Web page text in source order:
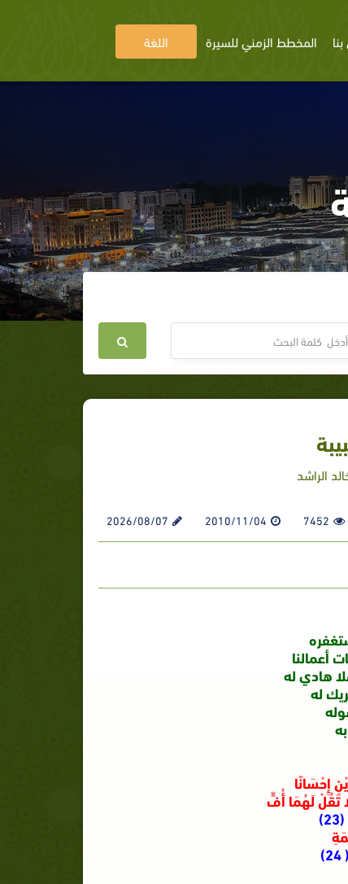
المخطط الزمني للسيرة اللغة
الراشد
7452
2010/11/04
2026/08/07
أعمالنا
هادي له
له
إِحْسَانًا
تَقُلْ لَهُمَا أُفٍّ
(23)
( 24)